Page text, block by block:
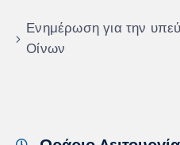
Ενημέρωση για την
Οίνων